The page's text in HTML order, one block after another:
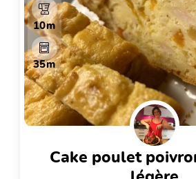
10m
35m
cake poulet poivron recette